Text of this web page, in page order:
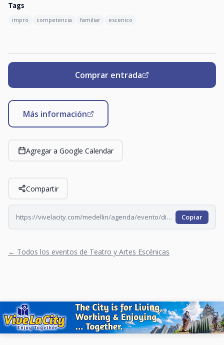
Tags
impro competencia familiar escenico
Comprar entrada
Más información
Agregar a Google Calendar
Compartir
https://vivelacity.com/medellin/agenda/evento/dioses-de-la-impro-2026-07-05 Copiar
← Todos los eventos de Teatro y Artes Escénicas